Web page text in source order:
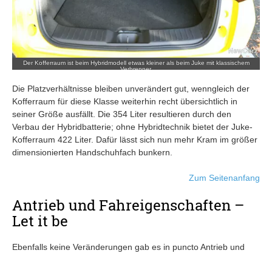
Der Kofferraum ist beim Hybridmodell etwas kleiner als beim Juke mit klassischem
Verbrenner.
Die Platzverhältnisse bleiben unverändert gut, wenngleich der
Kofferraum für diese Klasse weiterhin recht übersichtlich in
seiner Größe ausfällt. Die 354 Liter resultieren durch den
Verbau der Hybridbatterie; ohne Hybridtechnik bietet der Juke-
Kofferraum 422 Liter. Dafür lässt sich nun mehr Kram im größer
dimensionierten Handschuhfach bunkern.
Zum Seitenanfang
Antrieb und Fahreigenschaften –
Let it be
Ebenfalls keine Veränderungen gab es in puncto Antrieb und